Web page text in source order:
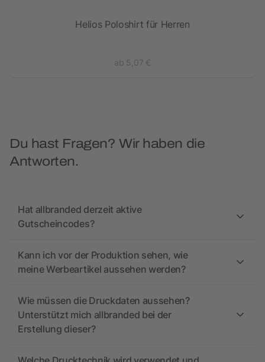
Helios Poloshirt für Herren
ab 5,07 €
Du hast Fragen? Wir haben die
Antworten.
Hat allbranded derzeit aktive
Gutscheincodes?
Kann ich vor der Produktion sehen, wie
meine Werbeartikel aussehen werden?
Wie müssen die Druckdaten aussehen?
Unterstützt mich allbranded bei der
Erstellung dieser?